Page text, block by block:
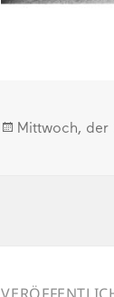
Veröffentlicht
Mittwoch, der